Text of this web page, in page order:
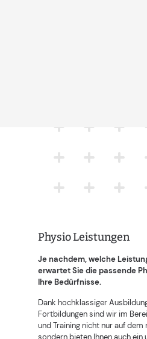
Physio Leistungen
Je nachdem, welche
erwartet Sie die passende
Ihre Bedürfnisse.
Dank hochklassiger
Fortbildungen sind wir im
und Training nicht nur auf dem